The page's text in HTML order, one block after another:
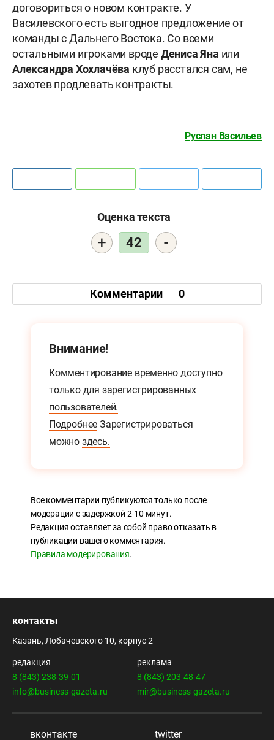
договориться о новом контракте. У
Василевского есть выгодное предложение от
команды с Дальнего Востока. Со всеми
остальными игроками вроде Дениса Яна или
Александра Хохлачёва клуб расстался сам, не
захотев продлевать контракты.
Руслан Васильев
Оценка текста
+ 42 -
Комментарии 0
Внимание!
Комментирование временно доступно
только для зарегистрированных
пользователей.
Подробнее Зарегистрироваться
можно здесь.
Все комментарии публикуются только после
модерации с задержкой 2-10 минут.
Редакция оставляет за собой право отказать в
публикации вашего комментария.
Правила модерирования.
контакты
Казань, Лобачевского 10, корпус 2
редакция
8 (843) 238-39-01
info@business-gazeta.ru
реклама
8 (843) 203-48-47
mir@business-gazeta.ru
вконтакте twitter